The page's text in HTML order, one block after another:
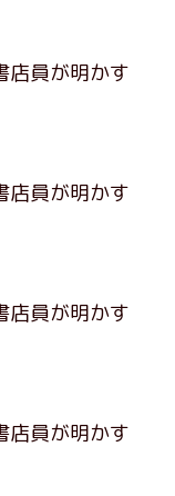
員が明かす
員が明かす
員が明かす
員が明かす